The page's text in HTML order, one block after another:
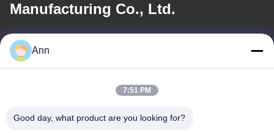
Manufacturing Co., Ltd.
E-mail
ann@industrialwheelcasters.com
Ons adres
Ann
7:51 PM
Good day, what product are you looking for?